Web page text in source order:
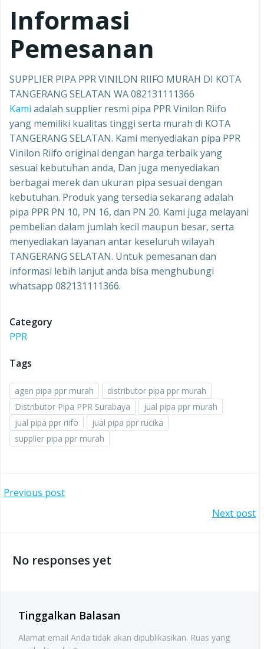
Informasi
Pemesanan
SUPPLIER PIPA PPR VINILON RIIFO MURAH DI KOTA
TANGERANG SELATAN WA 082131111366
Kami adalah supplier resmi pipa PPR Vinilon Riifo
yang memiliki kualitas tinggi serta murah di KOTA
TANGERANG SELATAN. Kami menyediakan pipa PPR
Vinilon Riifo original dengan harga terbaik yang
sesuai kebutuhan anda, Dan juga menyediakan
berbagai merek dan ukuran pipa sesuai dengan
kebutuhan. Produk yang tersedia sekarang adalah
pipa PPR PN 10, PN 16, dan PN 20. Kami juga melayani
pembelian dalam jumlah kecil maupun besar, serta
menyediakan layanan antar keseluruh wilayah
TANGERANG SELATAN. Untuk pemesanan dan
informasi lebih lanjut anda bisa menghubungi
whatsapp 082131111366.
Category
PPR
Tags
agen pipa ppr murah
distributor pipa ppr murah
Distributor Pipa PPR Surabaya
jual pipa ppr murah
jual pipa ppr riifo
jual pipa ppr rucika
supplier pipa ppr murah
Post
Previous post
navigation
Next post
No responses yet
Tinggalkan Balasan
Alamat email Anda tidak akan dipublikasikan. Ruas yang